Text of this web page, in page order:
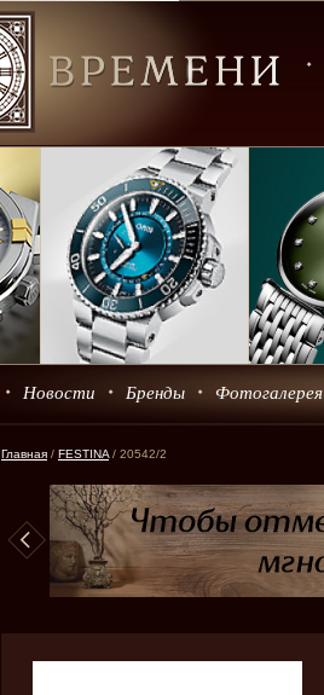
Новости Бренды Фотогалерея
Главная / FESTINA / 20542/2